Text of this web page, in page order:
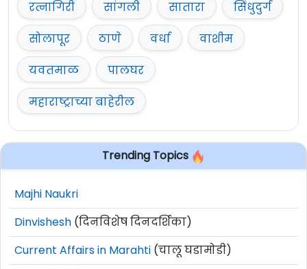
रत्नागिरी
सांगली सातारा
सिंधुदुर्ग
सोलापूर
ठाणे वर्धा
वाशीम
यवतमाळ
पालघर
महाराष्ट्राच्या बाहेरील
Trending Topics
Majhi Naukri
Dinvishesh (दिनविशेष दिनदर्शिका)
Current Affairs in Marahti (चालू घडामोडी)